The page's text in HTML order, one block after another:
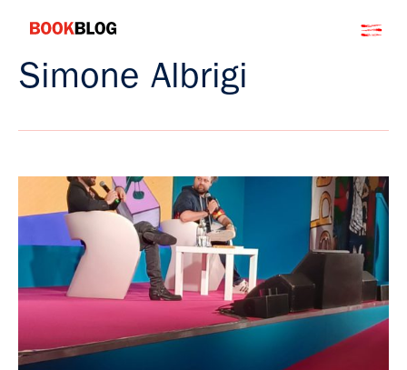
contenuto
Bookblog
Simone Albrigi